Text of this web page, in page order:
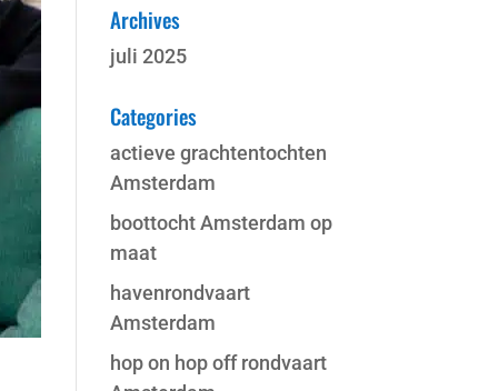
Archives
juli 2025
Categories
actieve grachtentochten
Amsterdam
boottocht Amsterdam op
maat
havenrondvaart
Amsterdam
hop on hop off rondvaart